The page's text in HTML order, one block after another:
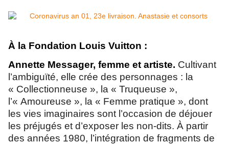
À la Fondation Louis Vuitton :
Annette Messager, femme et artiste. Cultivant
l’ambiguïté, elle crée des personnages : la
« Collectionneuse », la « Truqueuse »,
l’« Amoureuse », la « Femme pratique », dont
les vies imaginaires sont l’occasion de déjouer
les préjugés et d’exposer les non-dits. À partir
des années 1980, l’intégration de fragments de